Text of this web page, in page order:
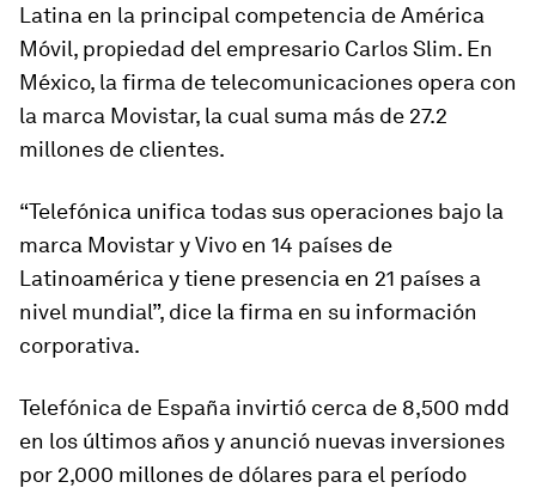
Latina en la principal competencia de América
Móvil, propiedad del empresario Carlos Slim. En
México, la firma de telecomunicaciones opera con
la marca Movistar, la cual suma más de 27.2
millones de clientes.
“Telefónica unifica todas sus operaciones bajo la
marca Movistar y Vivo en 14 países de
Latinoamérica y tiene presencia en 21 países a
nivel mundial”, dice la firma en su información
corporativa.
Telefónica de España invirtió cerca de 8,500 mdd
en los últimos años y anunció nuevas inversiones
por 2,000 millones de dólares para el período